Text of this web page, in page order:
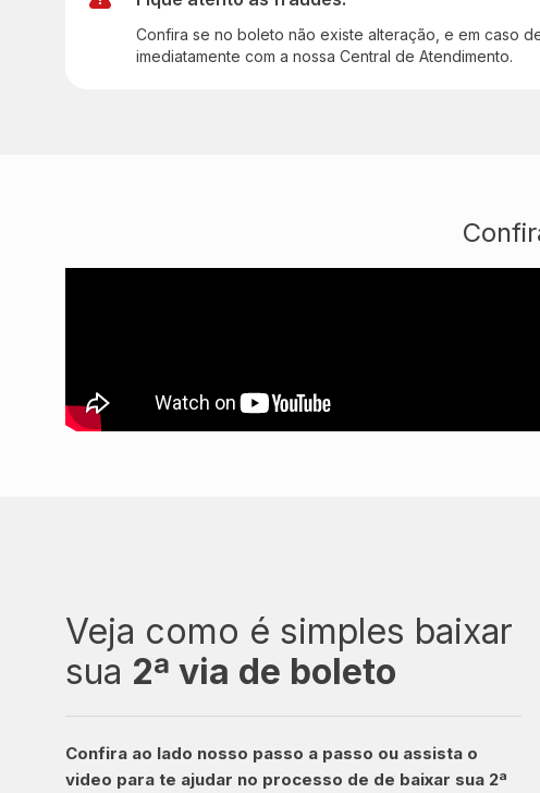
Confira se no boleto não existe alteração, e em caso
imediatamente com a nossa Central de Atendimento.
Veja como é simples baixar
sua 2ª via de boleto
Confira ao lado nosso passo a passo ou assista o
video para te ajudar no processo de de baixar sua 2ª